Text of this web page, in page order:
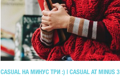
CASUAL НА МИНУС ТРИ :) | CASUAL AT MINUS 3